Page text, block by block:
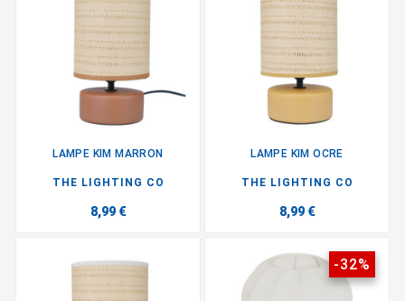
LAMPE KIM MARRON
THE LIGHTING CO
8,99 €
LAMPE KIM OCRE
THE LIGHTING CO
8,99 €
-32%